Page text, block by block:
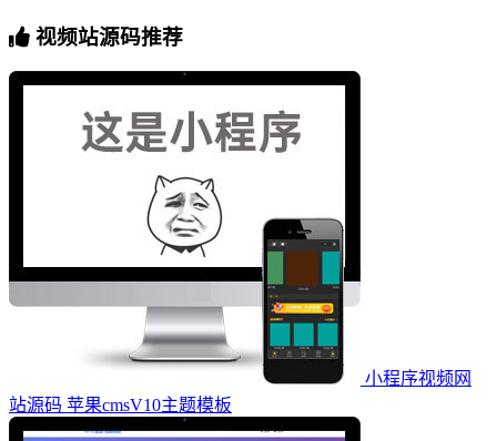
视频站源码推荐
小程序视频网
站源码 苹果cmsV10主题模板